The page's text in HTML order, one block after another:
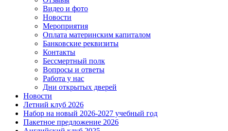
Видео и фото
Новости
Мероприятия
Оплата материнским капиталом
Банковские реквизиты
Контакты
Бессмертный полк
Вопросы и ответы
Работа у нас
Дни открытых дверей
Новости
Летний клуб 2026
Набор на новый 2026-2027 учебный год
Пакетное предложение 2026